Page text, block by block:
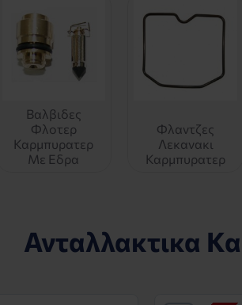
Βαλβιδες
Φλοτερ
Καρμπυρατερ
Με Εδρα
Φλαντζες
Λεκανακι
Καρμπυρατερ
Ανταλλακτικα